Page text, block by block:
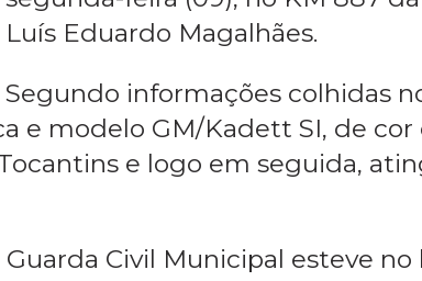
segunda-feira (09), no KM 887
Luís Eduardo Magalhães.
e logo em seguida,